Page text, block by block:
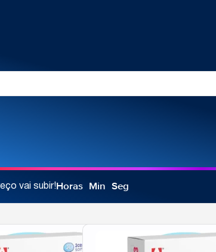
vai subir! Horas Min Seg